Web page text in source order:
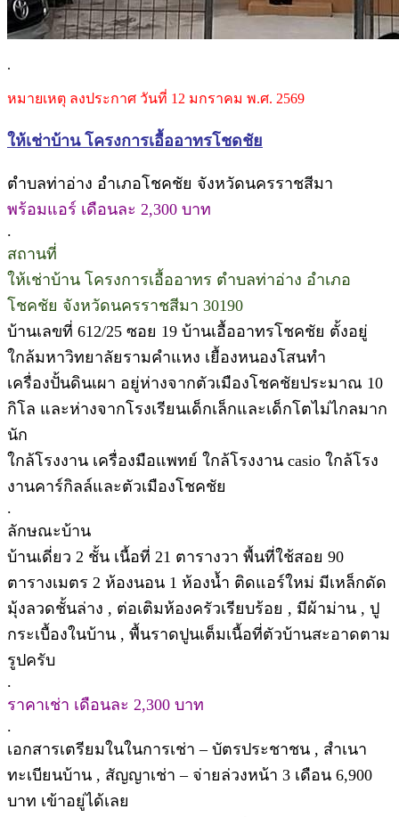
.
หมายเหตุ ลงประกาศ วันที่ 12 มกราคม พ.ศ. 2569
ให้เช่าบ้าน โครงการเอื้ออาทรโชดชัย
ตำบลท่าอ่าง อำเภอโชคชัย จังหวัดนครราชสีมา
พร้อมแอร์ เดือนละ 2,300 บาท
.
สถานที่
ให้เช่าบ้าน โครงการเอื้ออาทร ตำบลท่าอ่าง อำเภอ
โชคชัย จังหวัดนครราชสีมา 30190
บ้านเลขที่ 612/25 ซอย 19 บ้านเอื้ออาทรโชคชัย ตั้งอยู่
ใกล้มหาวิทยาลัยรามคำแหง เยื้องหนองโสนทำ
เครื่องปั้นดินเผา อยู่ห่างจากตัวเมืองโชคชัยประมาณ 10
กิโล และห่างจากโรงเรียนเด็กเล็กและเด็กโตไม่ไกลมาก
นัก
ใกล้โรงงาน เครื่องมือแพทย์ ใกล้โรงงาน casio ใกล้โรง
งานคาร์กิลล์และตัวเมืองโชคชัย
.
ลักษณะบ้าน
บ้านเดี่ยว 2 ชั้น เนื้อที่ 21 ตารางวา พื้นที่ใช้สอย 90
ตารางเมตร 2 ห้องนอน 1 ห้องน้ำ ติดแอร์ใหม่ มีเหล็กดัด
มุ้งลวดชั้นล่าง , ต่อเติมห้องครัวเรียบร้อย , มีผ้าม่าน , ปู
กระเบื้องในบ้าน , พื้นราดปูนเต็มเนื้อที่ตัวบ้านสะอาดตาม
รูปครับ
.
ราคาเช่า เดือนละ 2,300 บาท
.
เอกสารเตรียมในในการเช่า – บัตรประชาชน , สำเนา
ทะเบียนบ้าน , สัญญาเช่า – จ่ายล่วงหน้า 3 เดือน 6,900
บาท เข้าอยู่ได้เลย